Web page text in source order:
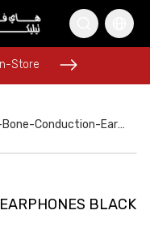
Store
Store
Xo-Bd2-Bone-Conduction-Earphones-Black
BLACK